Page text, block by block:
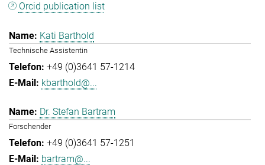
Orcid publication list
Kati Barthold
Technische Assistentin
+49 (0)3641 57-1214
kbarthold@...
Dr. Stefan Bartram
Forschender
+49 (0)3641 57-1251
bartram@...